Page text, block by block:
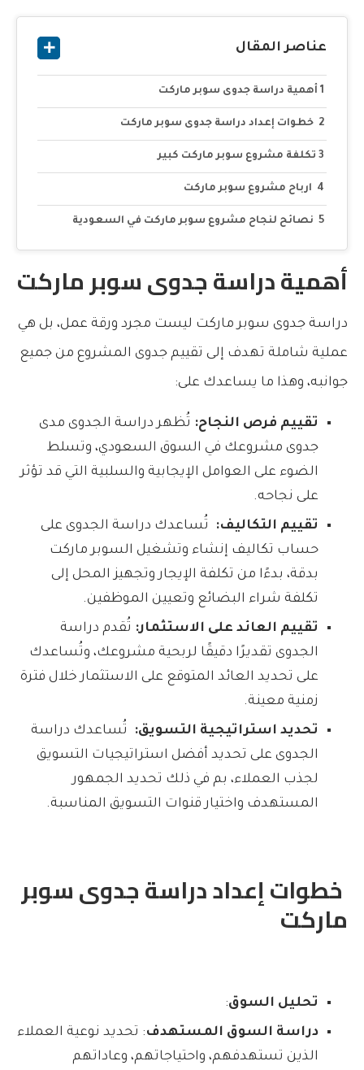
عناصر المقال
أهمية دراسة جدوى سوبر ماركت
خطوات إعداد دراسة جدوى سوبر ماركت
تكلفة مشروع سوبر ماركت كبير
ارباح مشروع سوبر ماركت
نصائح لنجاح مشروع سوبر ماركت في السعودية
أهمية دراسة جدوى سوبر ماركت
دراسة جدوى سوبر ماركت ليست مجرد ورقة عمل، بل هي
عملية شاملة تهدف إلى تقييم جدوى المشروع من جميع
جوانبه، وهذا ما يساعدك على:
تقييم فرص النجاح: تُظهر دراسة الجدوى مدى
جدوى مشروعك في السوق السعودي، وتسلط
الضوء على العوامل الإيجابية والسلبية التي قد تؤثر
على نجاحه.
تقييم التكاليف:
تُساعدك دراسة الجدوى على
حساب تكاليف إنشاء وتشغيل السوبر ماركت
بدقة، بدءًا من تكلفة الإيجار وتجهيز المحل إلى
تكلفة شراء البضائع وتعيين الموظفين.
تقييم العائد على الاستثمار: تُقدم دراسة
الجدوى تقديرًا دقيقًا لربحية مشروعك، وتُساعدك
على تحديد العائد المتوقع على الاستثمار خلال فترة
زمنية معينة.
تحديد استراتيجية التسويق:
تُساعدك دراسة
الجدوى على تحديد أفضل استراتيجيات التسويق
لجذب العملاء، بم في ذلك تحديد الجمهور
المستهدف واختيار قنوات التسويق المناسبة.
خطوات إعداد دراسة جدوى سوبر
ماركت
تحليل السوق:
دراسة السوق المستهدف: تحديد نوعية العملاء
الذين تستهدفهم، واحتياجاتهم، وعاداتهم